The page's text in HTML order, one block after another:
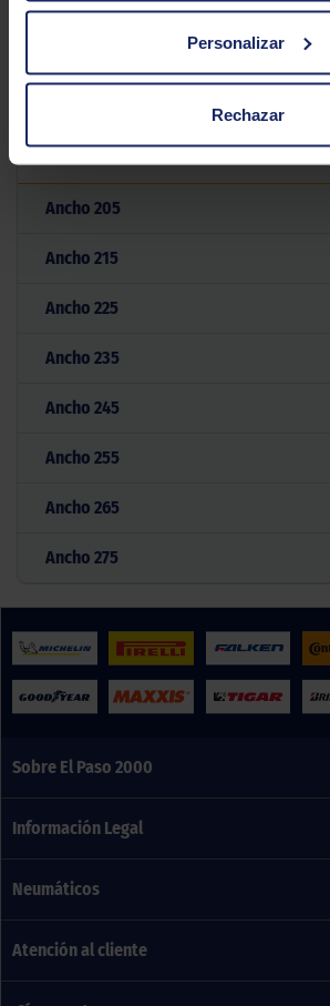
Personalizar
Rechazar
Ancho 205
Ancho 215
Ancho 225
Ancho 235
Ancho 245
Ancho 255
Ancho 265
Ancho 275
Sobre El Paso 2000
Información Legal
Neumáticos
Atención al cliente